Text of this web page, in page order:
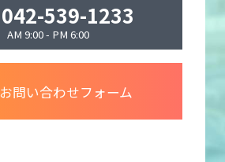
042-539-1233
AM 9:00 - PM 6:00
お問い合わせフォーム